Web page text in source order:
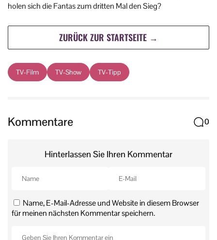
holen sich die Fantas zum dritten Mal den Sieg?
ZURÜCK ZUR STARTSEITE →
TV-Film TV-Show TV-Tipp
Kommentare 0
Hinterlassen Sie Ihren Kommentar
Name, E-Mail-Adresse und Website in diesem Browser
für meinen nächsten Kommentar speichern.